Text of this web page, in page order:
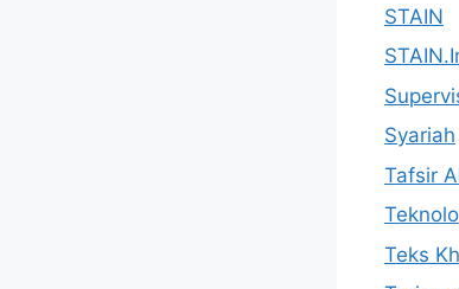
STAIN
Syariah
Tafsir
Teks